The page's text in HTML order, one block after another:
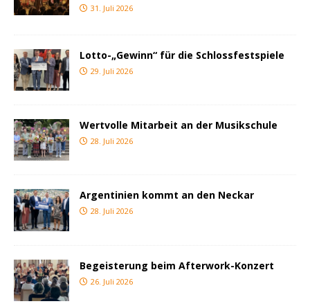
31. Juli 2026
Lotto-„Gewinn“ für die Schlossfestspiele
29. Juli 2026
Wertvolle Mitarbeit an der Musikschule
28. Juli 2026
Argentinien kommt an den Neckar
28. Juli 2026
Begeisterung beim Afterwork-Konzert
26. Juli 2026